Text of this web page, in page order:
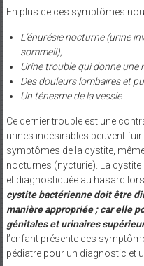
En plus de ces symptômes
L’énurésie nocturne (urine
sommeil),
Urine trouble qui donne une
Des douleurs lombaires et
Un ténesme de la vessie.
Ce dernier trouble est une
urines indésirables peuvent
symptômes de la cystite,
nocturnes (nycturie). La
et diagnostiquée au hasard
cystite bactérienne doit être
manière appropriée ; car elle
génitales et urinaires
l’enfant présente ces
pédiatre pour un diagnostic et